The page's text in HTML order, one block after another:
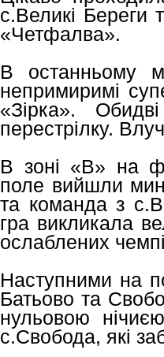
с.Великі Береги
«Четфалва».
В останньому
непримиримі
«Зірка».
перестрілку.
В зоні «В» на
поле вийшли
та команда з
гра викликала
ослаблених
Наступними на
Батьово та
нульовою
с.Свобода, які